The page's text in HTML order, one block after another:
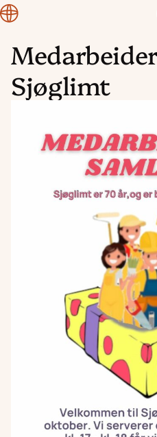
Hopp
til
innhold
Region
Østfold
Sjøglimt